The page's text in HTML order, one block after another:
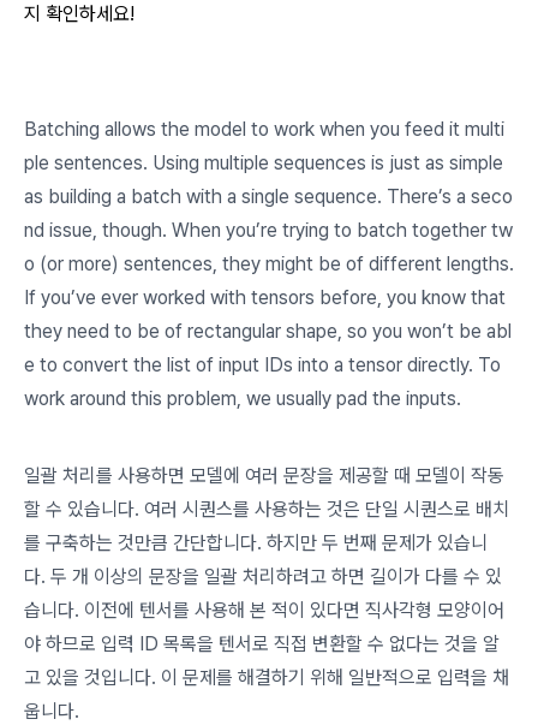
지 확인하세요!
Batching allows the model to work when you feed it multi
ple sentences. Using multiple sequences is just as simple
as building a batch with a single sequence. There’s a seco
nd issue, though. When you’re trying to batch together tw
o (or more) sentences, they might be of different lengths.
If you’ve ever worked with tensors before, you know that
they need to be of rectangular shape, so you won’t be abl
e to convert the list of input IDs into a tensor directly. To
work around this problem, we usually pad the inputs.
일괄 처리를 사용하면 모델에 여러 문장을 제공할 때 모델이 작동
할 수 있습니다. 여러 시퀀스를 사용하는 것은 단일 시퀀스로 배치
를 구축하는 것만큼 간단합니다. 하지만 두 번째 문제가 있습니
다. 두 개 이상의 문장을 일괄 처리하려고 하면 길이가 다를 수 있
습니다. 이전에 텐서를 사용해 본 적이 있다면 직사각형 모양이어
야 하므로 입력 ID 목록을 텐서로 직접 변환할 수 없다는 것을 알
고 있을 것입니다. 이 문제를 해결하기 위해 일반적으로 입력을 채
웁니다.